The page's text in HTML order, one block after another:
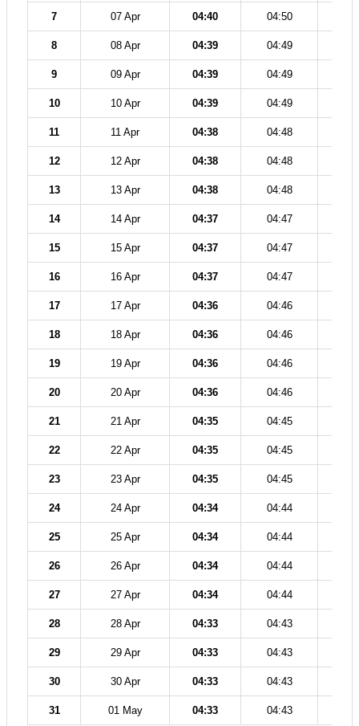
7 07 Apr 04:40 04:50
8 08 Apr 04:39 04:49
9 09 Apr 04:39 04:49
10 10 Apr 04:39 04:49
11 11 Apr 04:38 04:48
12 12 Apr 04:38 04:48
13 13 Apr 04:38 04:48
14 14 Apr 04:37 04:47
15 15 Apr 04:37 04:47
16 16 Apr 04:37 04:47
17 17 Apr 04:36 04:46
18 18 Apr 04:36 04:46
19 19 Apr 04:36 04:46
20 20 Apr 04:36 04:46
21 21 Apr 04:35 04:45
22 22 Apr 04:35 04:45
23 23 Apr 04:35 04:45
24 24 Apr 04:34 04:44
25 25 Apr 04:34 04:44
26 26 Apr 04:34 04:44
27 27 Apr 04:34 04:44
28 28 Apr 04:33 04:43
29 29 Apr 04:33 04:43
30 30 Apr 04:33 04:43
31 01 May 04:33 04:43